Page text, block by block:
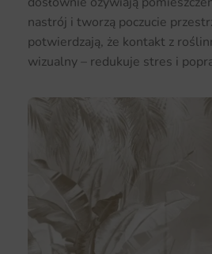
nastrój i tworzą poczucie
potwierdzają, że kontakt z
wizualny – redukuje stres i